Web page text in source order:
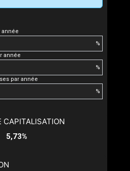
année
%
année
%
par année
%
CAPITALISATION
5,73%